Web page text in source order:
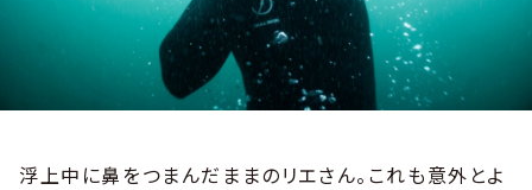
浮上中に鼻をつまんだままのリエさん。これも意外とよ